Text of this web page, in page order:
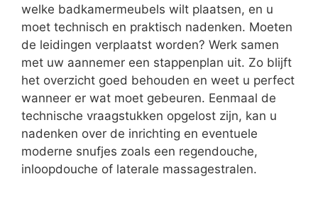
welke badkamermeubels wilt plaatsen, en u
moet technisch en praktisch nadenken. Moeten
de leidingen verplaatst worden? Werk samen
met uw aannemer een stappenplan uit. Zo blijft
het overzicht goed behouden en weet u perfect
wanneer er wat moet gebeuren. Eenmaal de
technische vraagstukken opgelost zijn, kan u
nadenken over de inrichting en eventuele
moderne snufjes zoals een regendouche,
inloopdouche of laterale massagestralen.